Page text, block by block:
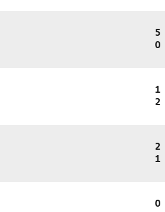
5
0
1
2
2
1
0